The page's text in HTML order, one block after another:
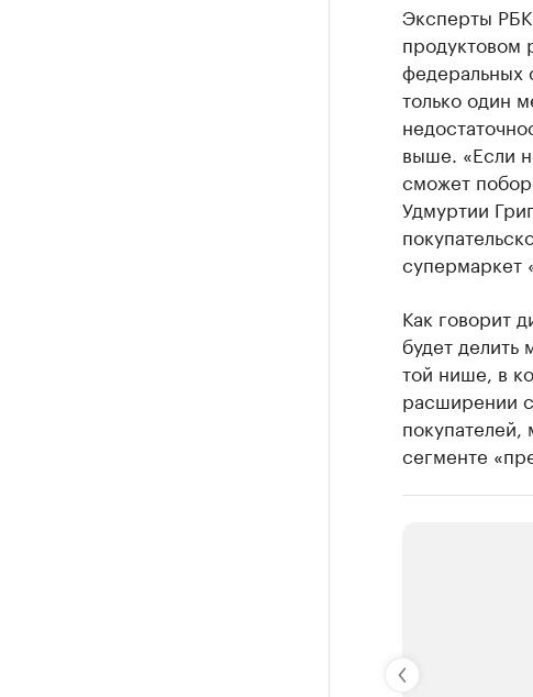
Эксперты
продуктовом
федеральных
только один
выше. «Если
сможет
Удмуртии
супермаркет
Как говорит
будет
той нише, в
расширении
сегменте